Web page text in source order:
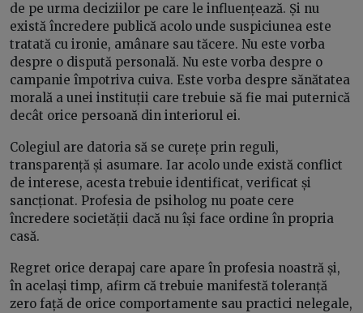
de pe urma deciziilor pe care le influențează. Și nu
există încredere publică acolo unde suspiciunea este
tratată cu ironie, amânare sau tăcere. Nu este vorba
despre o dispută personală. Nu este vorba despre o
campanie împotriva cuiva. Este vorba despre sănătatea
morală a unei instituții care trebuie să fie mai puternică
decât orice persoană din interiorul ei.
Colegiul are datoria să se curețe prin reguli,
transparență și asumare. Iar acolo unde există conflict
de interese, acesta trebuie identificat, verificat și
sancționat. Profesia de psiholog nu poate cere
încredere societății dacă nu își face ordine în propria
casă.
Regret orice derapaj care apare în profesia noastră și,
în același timp, afirm că trebuie manifestă toleranță
zero față de orice comportamente sau practici nelegale,